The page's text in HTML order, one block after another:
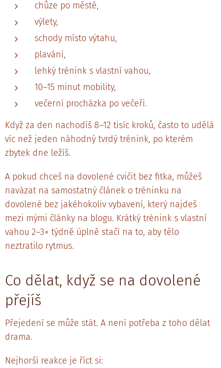
chůze po městě,
výlety,
schody místo výtahu,
plavání,
lehký trénink s vlastní vahou,
10–15 minut mobility,
večerní procházka po večeři.
Když za den nachodíš 8–12 tisíc kroků, často to udělá
víc než jeden náhodný tvrdý trénink, po kterém
zbytek dne ležíš.
A pokud chceš na dovolené cvičit bez fitka, můžeš
navázat na samostatný článek o tréninku na
dovolené bez jakéhokoliv vybavení, který najdeš
mezi mými články na blogu. Krátký trénink s vlastní
vahou 2–3× týdně úplně stačí na to, aby tělo
neztratilo rytmus.
Co dělat, když se na dovolené
přejíš
Přejedení se může stát. A není potřeba z toho dělat
drama.
Nejhorší reakce je říct si: